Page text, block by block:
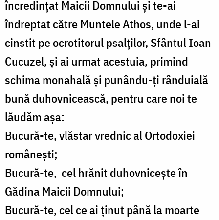
încredinţat Maicii Domnului şi te-ai
îndreptat către Muntele Athos, unde l-ai
cinstit pe ocrotitorul psalților, Sfântul Ioan
Cucuzel, şi ai urmat acestuia, primind
schima monahală și punându-ți rânduială
bună duhovnicească, pentru care noi te
lăudǎm așa:
Bucură-te, vlăstar vrednic al Ortodoxiei
românești;
Bucură-te, cel hrănit duhovnicește în
Gădina Maicii Domnului;
Bucură-te, cel ce ai ținut până la moarte